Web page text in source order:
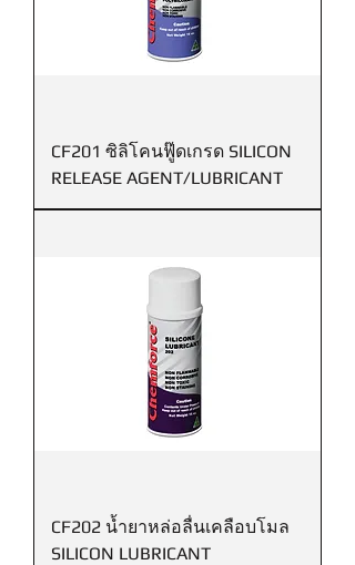
CF201 ซิลิโคนฟู๊ดเกรด SILICON
RELEASE AGENT/LUBRICANT
CF202 น้ำยาหล่อลื่นเคลือบโมล
SILICON LUBRICANT